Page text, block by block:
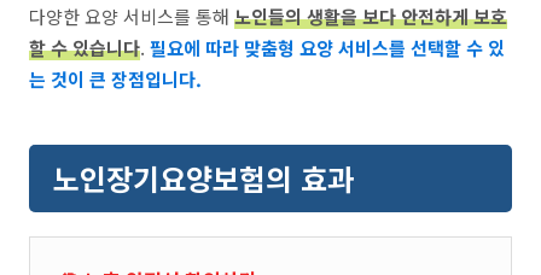
다양한 요양 서비스를 통해 노인들의 생활을 보다 안전하게 보호
할 수 있습니다. 필요에 따라 맞춤형 요양 서비스를 선택할 수 있
는 것이 큰 장점입니다.
노인장기요양보험의 효과